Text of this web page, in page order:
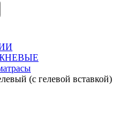
(с гелевой вставкой)